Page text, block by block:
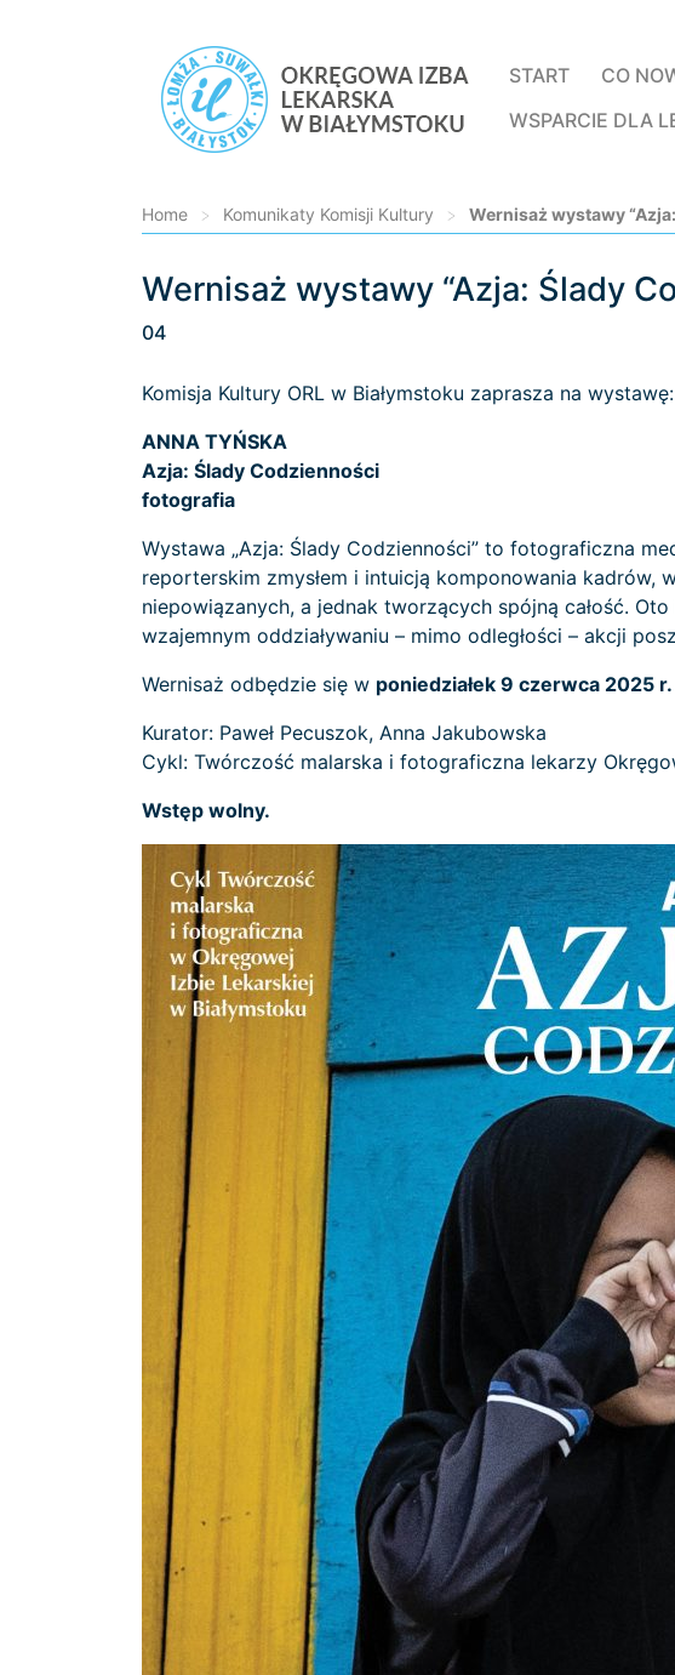
START
CO
WSPARCIE DLA
Home > Komunikaty Komisji Kultury > Wernisaż wystawy
Wernisaż wystawy “Azja: Ślady
04
Komisja Kultury ORL w Białymstoku zaprasza na wystawę:
ANNA TYŃSKA
Azja: Ślady Codzienności
fotografia
Wystawa „Azja: Ślady Codzienności” to fotograficzna
reporterskim zmysłem i intuicją komponowania
niepowiązanych, a jednak tworzących spójną całość.
wzajemnym oddziaływaniu – mimo odległości – akcji
Wernisaż odbędzie się w poniedziałek 9 czerwca 2025
Kurator: Paweł Pecuszok, Anna Jakubowska
Cykl: Twórczość malarska i fotograficzna lekarzy
Wstęp wolny.